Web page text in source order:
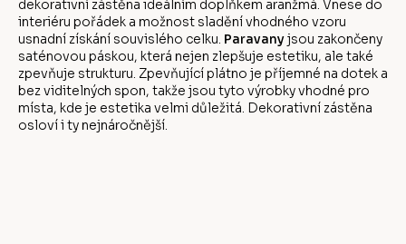
dekorativní zástěna ideálním doplňkem aranžmá. Vnese do
interiéru pořádek a možnost sladění vhodného vzoru
usnadní získání souvislého celku. Paravanyjsou zakončeny
saténovou páskou, která nejen zlepšuje estetiku, ale také
zpevňuje strukturu. Zpevňující plátno je příjemné na dotek a
bez viditelných spon, takže jsou tyto výrobky vhodné pro
místa, kde je estetika velmi důležitá. Dekorativní zástěna
osloví i ty nejnáročnější.